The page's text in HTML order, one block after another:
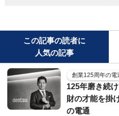
この記事の読者に
人気の記事
創業125周年の電
125年磨き続
財の才能を掛
の電通